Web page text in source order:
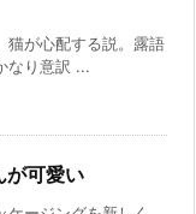
猫が心配する説。露語
なり意訳 ...
可愛い